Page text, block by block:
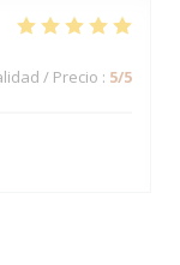
/ Precio : 5/5